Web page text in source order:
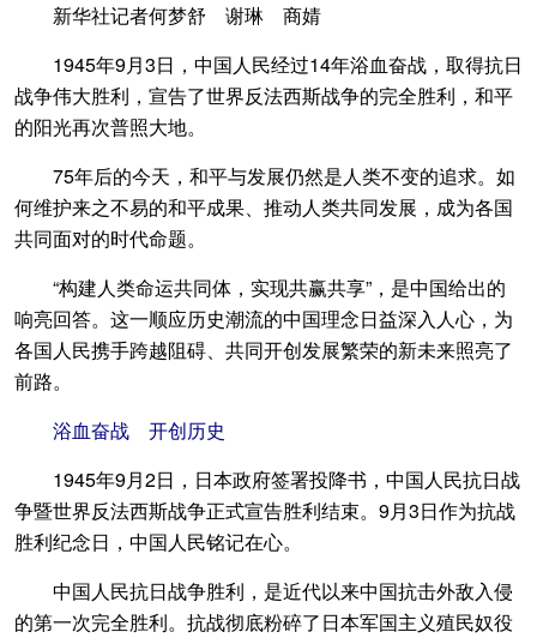
新华社记者何梦舒 谢琳 商婧
1945年9月3日，中国人民经过14年浴血奋战，取得抗日
战争伟大胜利，宣告了世界反法西斯战争的完全胜利，和平
的阳光再次普照大地。
75年后的今天，和平与发展仍然是人类不变的追求。如
何维护来之不易的和平成果、推动人类共同发展，成为各国
共同面对的时代命题。
“构建人类命运共同体，实现共赢共享”，是中国给出的
响亮回答。这一顺应历史潮流的中国理念日益深入人心，为
各国人民携手跨越阻碍、共同开创发展繁荣的新未来照亮了
前路。
浴血奋战 开创历史
1945年9月2日，日本政府签署投降书，中国人民抗日战
争暨世界反法西斯战争正式宣告胜利结束。9月3日作为抗战
胜利纪念日，中国人民铭记在心。
中国人民抗日战争胜利，是近代以来中国抗击外敌入侵
的第一次完全胜利。抗战彻底粉碎了日本军国主义殖民奴役